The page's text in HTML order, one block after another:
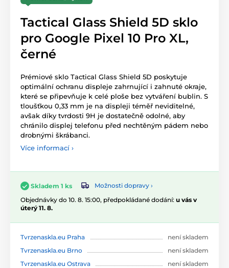
Tactical Glass Shield 5D sklo
pro Google Pixel 10 Pro XL,
černé
Prémiové sklo Tactical Glass Shield 5D poskytuje
optimální ochranu displeje zahrnující i zahnuté okraje,
které se připevňuje k celé ploše bez vytváření bublin. S
tloušťkou 0,33 mm je na displeji téměř neviditelné,
avšak díky tvrdosti 9H je dostatečně odolné, aby
chránilo displej telefonu před nechtěným pádem nebo
drobnými škrábanci.
Více informací ›
Skladem 1 ks
Možnosti dopravy ›
Objednávky do 10. 8. 15:00, předpokládané dodání: u vás v
úterý 11. 8.
Tvrzenaskla.eu Praha
není skladem
Tvrzenaskla.eu Brno
není skladem
Tvrzenaskla.eu Ostrava
není skladem